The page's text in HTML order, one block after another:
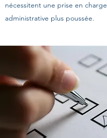
nécessitent une prise en charge
administrative plus poussée.